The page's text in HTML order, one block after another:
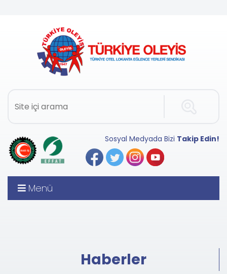
Sosyal Medyada Bizi Takip Edin!
Menü
Haberler